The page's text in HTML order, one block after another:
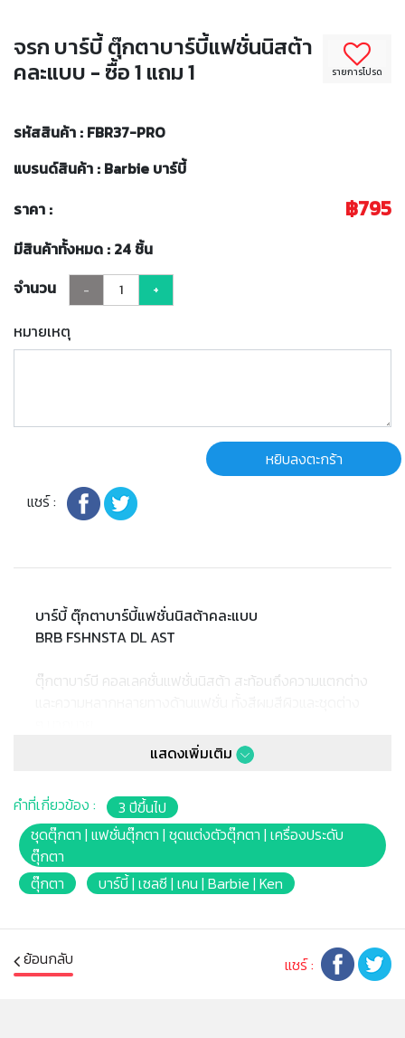
รายการโปรด
จรก บาร์บี้ ตุ๊กตาบาร์บี้แฟชั่นนิสต้า
คละแบบ - ซื้อ 1 แถม 1
รหัสสินค้า : FBR37-PRO
แบรนด์สินค้า : Barbie บาร์บี้
ราคา :
฿795
มีสินค้าทั้งหมด : 24 ชิ้น
จำนวน
- +
หมายเหตุ
หยิบลงตะกร้า
แชร์ :
บาร์บี้ ตุ๊กตาบาร์บี้แฟชั่นนิสต้าคละแบบ
BRB FSHNSTA DL AST
ตุ๊กตาบาร์บี คอลเลคชั่นแฟชั่นนิสต้า สะท้อนถึงความแตกต่าง
ตุ๊กตาแต่ละตัวมีหน้าตาชุดและบุคลิกที่โดดเด่นเป็นเอกลักษณ์
ช่วยเสริมสร้างจินตนาการในการเล่นได้อย่างไม่สิ้นสุด
หมายเหตุ:
สินค้าอาจมีการเปลี่ยนแปลงลวดลาย สีสันบนผลิตภัณฑ์ หรือ
แพ็คเกจโดยร้านฯอาจไม่สามารถแจ้งให้ทราบล่วงหน้า และสี
ของผลิตภัณฑ์ที่แสดงบนเว็บไซต์อาจมีความแตกต่างกันจาก
การตั้งค่าการแสดงผลสีของแต่ละหน้าจอ
แสดงเพิ่มเติม
คำที่เกี่ยวข้อง :
3 ปีขึ้นไป
ชุดตุ๊กตา | แฟชั่นตุ๊กตา | ชุดแต่งตัวตุ๊กตา | เครื่องประดับ
ตุ๊กตา
ตุ๊กตา
บาร์บี้ | เซลซี | เคน | Barbie | Ken
ย้อนกลับ แชร์ :